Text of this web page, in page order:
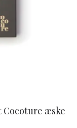
Cocoture æske